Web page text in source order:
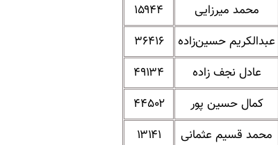
محمد میرزایی
۱۵۹۴۴
عبدالکریم حسین‌زاده
۳۶۴۱۶
عادل نجف زاده
۴۹۱۳۴
کمال حسین پور
۴۴۵۰۲
محمد قسیم عثمانی
۱۳۱۴۱